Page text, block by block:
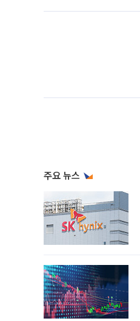
주요 뉴스